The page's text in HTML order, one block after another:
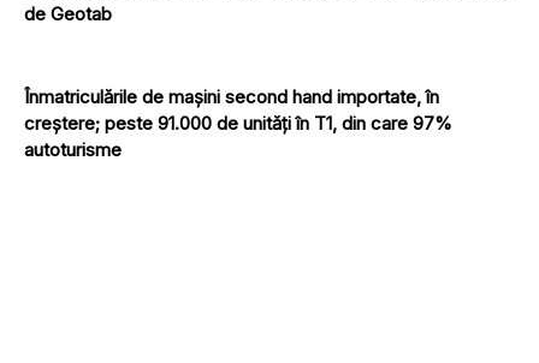
de Geotab
Înmatriculările de mașini second hand importate, în
creștere; peste 91.000 de unități în T1, din care 97%
autoturisme